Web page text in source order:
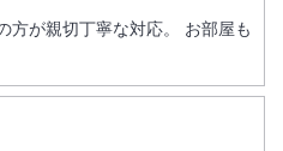
方が親切丁寧な対応。 お部屋も